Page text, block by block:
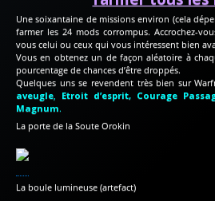
Une soixantaine de missions environ (cela
farmer les 24 mods corrompus. Accrochez-
vous celui ou ceux qui vous intéressent bien
Vous en obtenez un de façon aléatoire à
pourcentage de chances d’être droppés.
Quelques uns se revendent très bien sur
aveugle
Etroit d’esprit, Courage
Magnum.
La porte de la Soute Orokin
La boule lumineuse (artefact)